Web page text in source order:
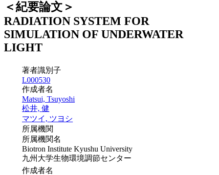
＜紀要論文＞
RADIATION SYSTEM FOR
SIMULATION OF UNDERWATER
LIGHT
著者識別子
L000530
作成者名
Matsui, Tsuyoshi
松井, 健
マツイ, ツヨシ
所属機関
所属機関名
Biotron Institute Kyushu University
九州大学生物環境調節センター
作成者名